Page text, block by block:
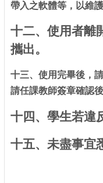
帶入之軟體等，以維
十二、使用者離
攜出。
十三、使用完畢後，
請任課教師簽章確認
十四、學生若違
十五、未盡事宜